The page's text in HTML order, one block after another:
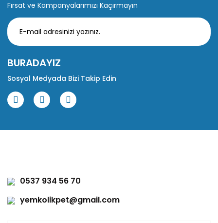
Fırsat ve Kampanyalarımızı Kaçırmayın
BURADAYIZ
Sosyal Medyada Bizi Takip Edin
0537 934 56 70
yemkolikpet@gmail.com